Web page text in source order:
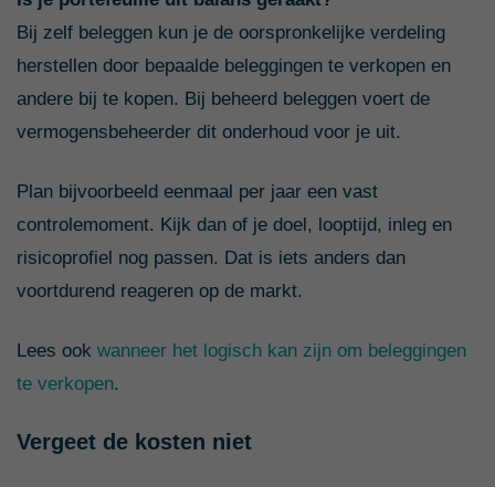
Bij zelf beleggen kun je de oorspronkelijke verdeling
herstellen door bepaalde beleggingen te verkopen en
andere bij te kopen. Bij beheerd beleggen voert de
vermogensbeheerder dit onderhoud voor je uit.
Plan bijvoorbeeld eenmaal per jaar een vast
controlemoment. Kijk dan of je doel, looptijd, inleg en
risicoprofiel nog passen. Dat is iets anders dan
voortdurend reageren op de markt.
Lees ook wanneer het logisch kan zijn om beleggingen
te verkopen.
Vergeet de kosten niet